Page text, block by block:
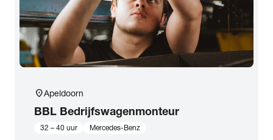
location_onApeldoorn
BBL Bedrijfswagenmonteur
32 – 40 uur Mercedes-Benz